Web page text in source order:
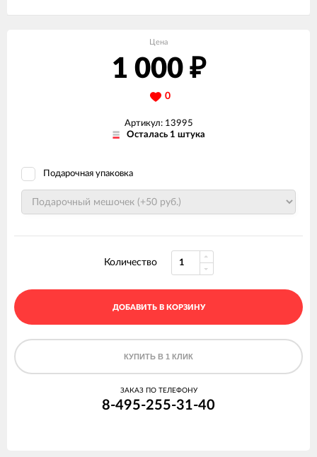
Цена
1 000 ₽
0
Артикул: 13995
Осталась 1 штука
Подарочная упаковка
Количество
ДОБАВИТЬ В КОРЗИНУ
КУПИТЬ В 1 КЛИК
ЗАКАЗ ПО ТЕЛЕФОНУ
8-495-255-31-40